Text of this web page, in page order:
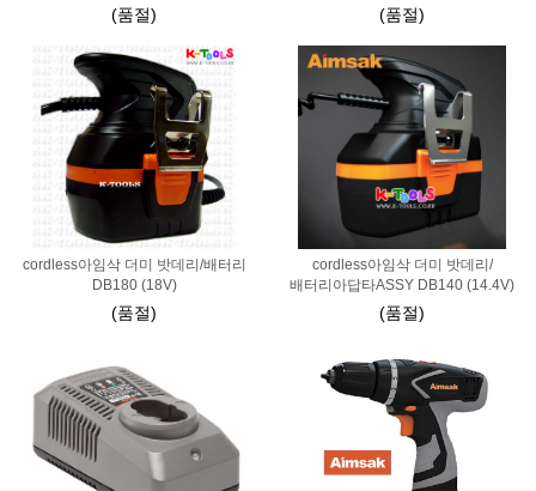
(품절) (품절)
cordless아임삭 더미 밧데리/배터리
DB180 (18V)
(품절)
cordless아임삭 더미 밧데리/
배터리아답타ASSY DB140 (14.4V)
(품절)